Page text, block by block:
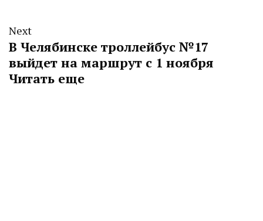
Next
В Челябинске троллейбус №17
выйдет на маршрут с 1 ноября
Читать еще